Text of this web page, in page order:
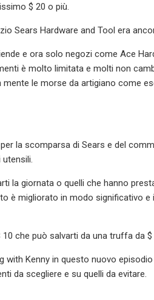
$ 20 o più.
Sears Hardware and Tool era
e ora solo negozi come Ace
è molto limitata e molti non
le morse da artigiano come
la scomparsa di Sears e del
la giornata o quelli che hanno
è migliorato in modo significativo
che può salvarti da una truffa da $
Kenny in questo nuovo
da scegliere e su quelli da evitare.